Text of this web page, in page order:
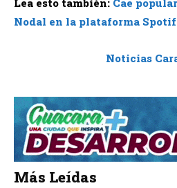
Lea esto también: Cae
Nodal en la plataforma
Noticias
Más Leídas